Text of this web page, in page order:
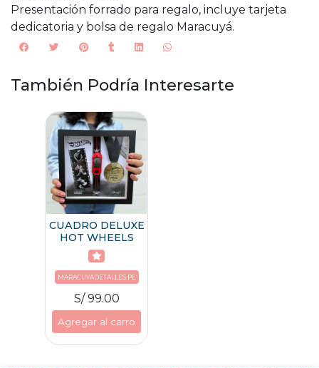
Presentación forrado para regalo, incluye tarjeta
dedicatoria y bolsa de regalo Maracuyá.
También Podría Interesarte
CUADRO DELUXE
HOT WHEELS
MARACUYADETALLES.PE
S/ 99.00
Agregar al carro